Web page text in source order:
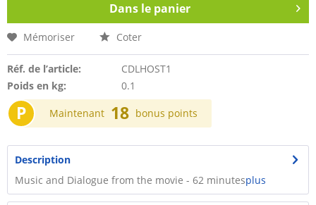
Dans le panier
Mémoriser Coter
Réf. de l’article:
CDLHOST1
Poids en kg:
0.1
P Maintenant 18 bonus points
Description
Music and Dialogue from the movie - 62 minutesplus